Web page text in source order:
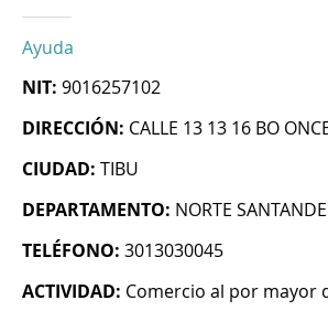
Ayuda
NIT: 9016257102
DIRECCIÓN: CALLE 13 13 16 BO
CIUDAD: TIBU
DEPARTAMENTO: NORTE
TELÉFONO: 3013030045
ACTIVIDAD: Comercio al por mayor